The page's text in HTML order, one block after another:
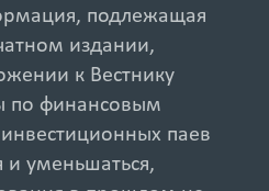
подлежащая
издании,
к Вестнику
по финансовым
паев
и уменьшаться,